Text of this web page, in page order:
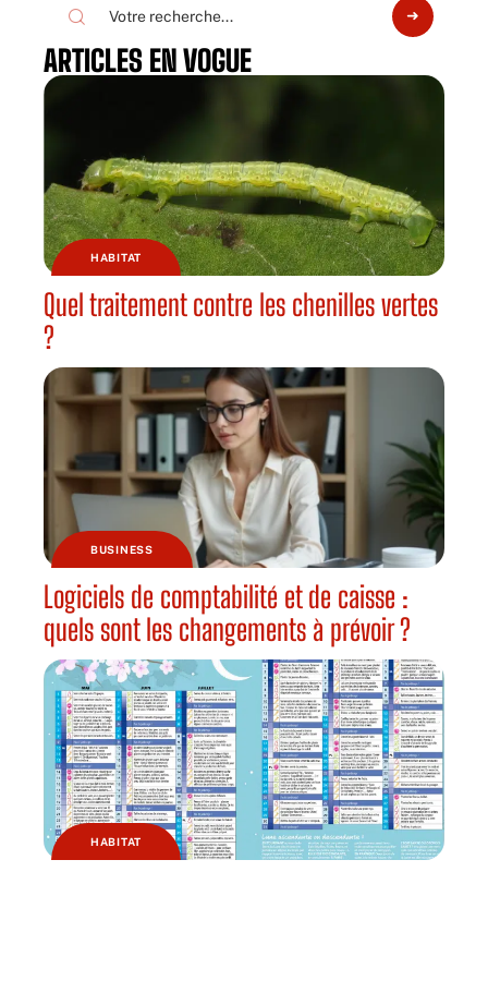
ARTICLES EN VOGUE
HABITAT
Quel traitement contre les chenilles vertes
?
BUSINESS
Logiciels de comptabilité et de caisse :
quels sont les changements à prévoir ?
HABITAT